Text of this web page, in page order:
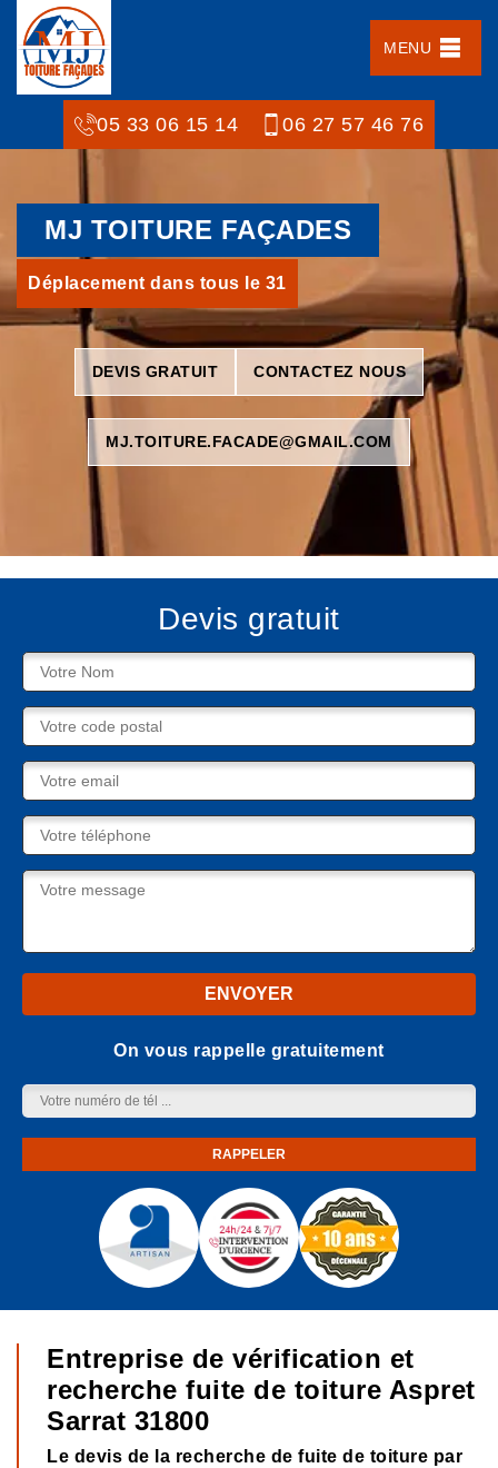
MENU
05 33 06 15 14 06 27 57 46 76
MJ TOITURE FAÇADES
Déplacement dans tous le 31
DEVIS GRATUIT CONTACTEZ NOUS
MJ.TOITURE.FACADE@GMAIL.COM
Devis gratuit
On vous rappelle gratuitement
Entreprise de vérification et
recherche fuite de toiture Aspret
Sarrat 31800
Le devis de la recherche de fuite de toiture par